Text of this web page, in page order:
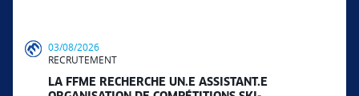
03/08/2026
RECRUTEMENT
LA FFME RECHERCHE UN.E ASSISTANT.E